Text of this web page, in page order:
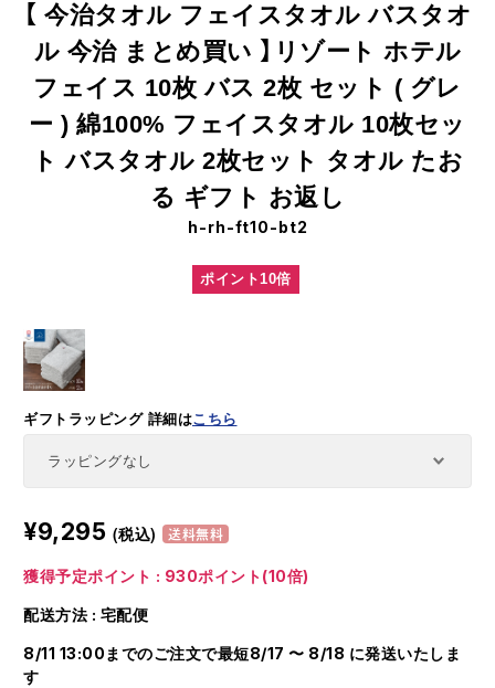
【 今治タオル フェイスタオル バスタオ
ル 今治 まとめ買い 】リゾート ホテル
フェイス 10枚 バス 2枚 セット ( グレ
ー ) 綿100% フェイスタオル 10枚セッ
ト バスタオル 2枚セット タオル たお
る ギフト お返し
h-rh-ft10-bt2
ポイント10倍
ギフトラッピング 詳細はこちら
¥9,295 (税込) 送料無料
獲得予定ポイント : 930ポイント(10倍)
配送方法 : 宅配便
8/11 13:00までのご注文で最短8/17 〜 8/18 に発送いたしま
す